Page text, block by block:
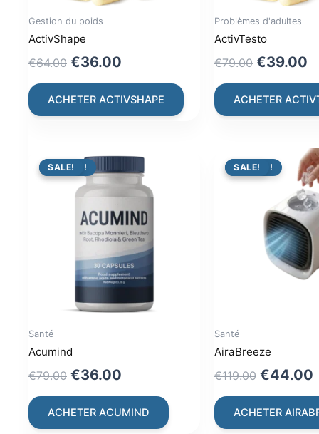
Gestion du poids
ActivShape
€64.00 Original
price
was:
€64.00.
€36.00
price
is:
€36.00.
ACHETER ACTIVSHAPE
Problèmes d'adultes
ActivTesto
€79.00 Original
price
was:
€79.00.
€39.00
ACHETER
PROMO !
SALE!
Santé
Acumind
€79.00 Original
price
was:
€79.00.
€36.00
price
is:
€36.00.
ACHETER ACUMIND
PROMO !
SALE!
Santé
AiraBreeze
€119.00 Original
price
was:
€119.00.
€44.00
ACHETER